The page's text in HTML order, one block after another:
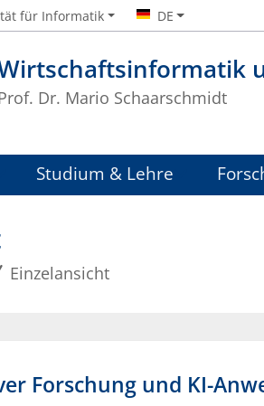
Dr. Mario Schaarschmidt
für Informatik DE
Studium & Lehre
Einzelansicht
Forschung und KI-